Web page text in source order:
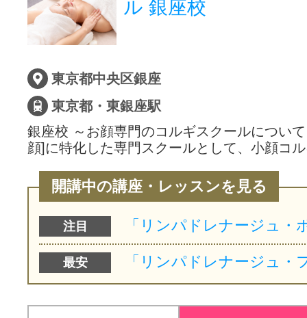
ル 銀座校
東京都中央区銀座
東京都・東銀座駅
銀座校 ～お顔専門のコルギスクールについ
顔]に特化した専門スクールとして、小顔コ
開講中の講座・レッスンを見る
注目
最安